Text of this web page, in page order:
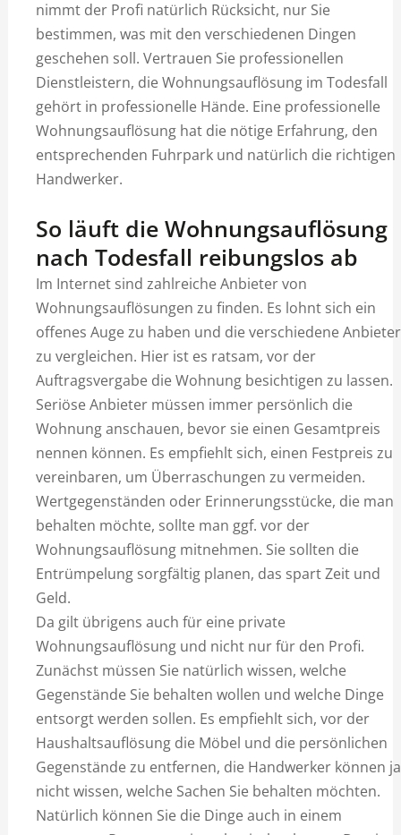
nimmt der Profi natürlich Rücksicht, nur Sie
bestimmen, was mit den verschiedenen Dingen
geschehen soll. Vertrauen Sie professionellen
Dienstleistern, die Wohnungsauflösung im Todesfall
gehört in professionelle Hände. Eine professionelle
Wohnungsauflösung hat die nötige Erfahrung, den
entsprechenden Fuhrpark und natürlich die richtigen
Handwerker.
So läuft die Wohnungsauflösung
nach Todesfall reibungslos ab
Im Internet sind zahlreiche Anbieter von
Wohnungsauflösungen zu finden. Es lohnt sich ein
offenes Auge zu haben und die verschiedene Anbieter
zu vergleichen. Hier ist es ratsam, vor der
Auftragsvergabe die Wohnung besichtigen zu lassen.
Seriöse Anbieter müssen immer persönlich die
Wohnung anschauen, bevor sie einen Gesamtpreis
nennen können. Es empfiehlt sich, einen Festpreis zu
vereinbaren, um Überraschungen zu vermeiden.
Wertgegenständen oder Erinnerungsstücke, die man
behalten möchte, sollte man ggf. vor der
Wohnungsauflösung mitnehmen. Sie sollten die
Entrümpelung sorgfältig planen, das spart Zeit und
Geld.
Da gilt übrigens auch für eine private
Wohnungsauflösung und nicht nur für den Profi.
Zunächst müssen Sie natürlich wissen, welche
Gegenstände Sie behalten wollen und welche Dinge
entsorgt werden sollen. Es empfiehlt sich, vor der
Haushaltsauflösung die Möbel und die persönlichen
Gegenstände zu entfernen, die Handwerker können ja
nicht wissen, welche Sachen Sie behalten möchten.
Natürlich können Sie die Dinge auch in einem